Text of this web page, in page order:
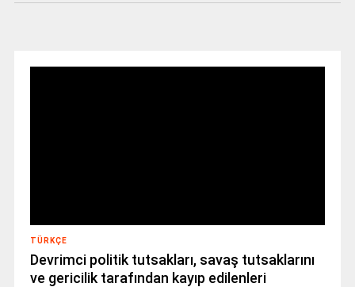
TÜRKÇE
Devrimci politik tutsakları, savaş tutsaklarını
ve gericilik tarafından kayıp edilenleri